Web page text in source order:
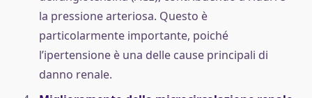
la pressione arteriosa. Questo è
particolarmente importante, poiché
l’ipertensione è una delle cause principali di
danno renale.